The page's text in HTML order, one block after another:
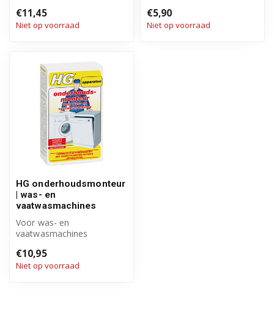
€11,45
Niet op voorraad
€5,90
Niet op voorraad
HG onderhoudsmonteur
| was- en
vaatwasmachines
Voor was- en
vaatwasmachines
€10,95
Niet op voorraad